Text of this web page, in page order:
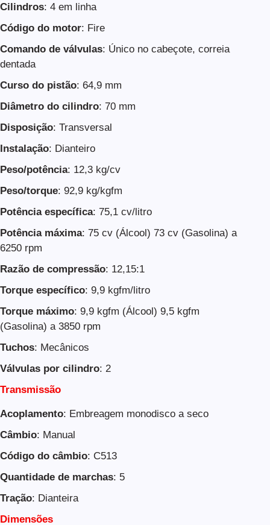
Cilindros: 4 em linha
Código do motor: Fire
Comando de válvulas: Único no cabeçote, correia
dentada
Curso do pistão: 64,9 mm
Diâmetro do cilindro: 70 mm
Disposição: Transversal
Instalação: Dianteiro
Peso/potência: 12,3 kg/cv
Peso/torque: 92,9 kg/kgfm
Potência específica: 75,1 cv/litro
Potência máxima: 75 cv (Álcool) 73 cv (Gasolina) a
6250 rpm
Razão de compressão: 12,15:1
Torque específico: 9,9 kgfm/litro
Torque máximo: 9,9 kgfm (Álcool) 9,5 kgfm
(Gasolina) a 3850 rpm
Tuchos: Mecânicos
Válvulas por cilindro: 2
Transmissão
Acoplamento: Embreagem monodisco a seco
Câmbio: Manual
Código do câmbio: C513
Quantidade de marchas: 5
Tração: Dianteira
Dimensões